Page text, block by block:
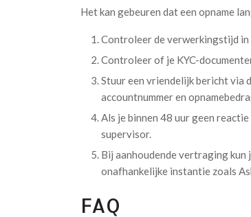
Het kan gebeuren dat een opname
Controleer de verwerkingstijd in
Controleer of je KYC-
Stuur een vriendelijk bericht via
accountnummer en
Als je binnen 48 uur geen
supervisor.
Bij aanhoudende vertraging kun
onafhankelijke instantie zoals
FAQ